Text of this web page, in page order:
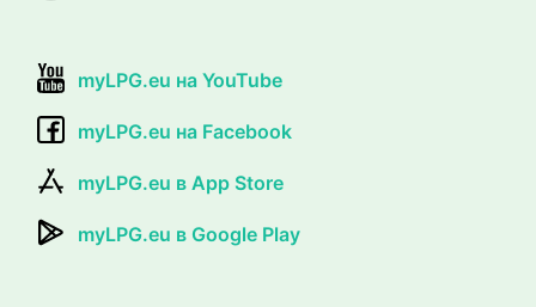
myLPG.eu на YouTube
myLPG.eu на Facebook
myLPG.eu в App Store
myLPG.eu в Google Play